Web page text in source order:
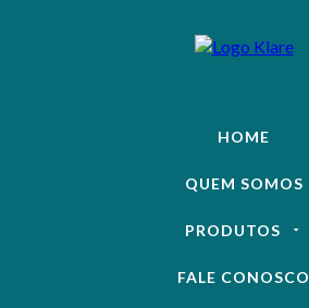
HOME
QUEM SOMOS
PRODUTOS
FALE CONOSCO